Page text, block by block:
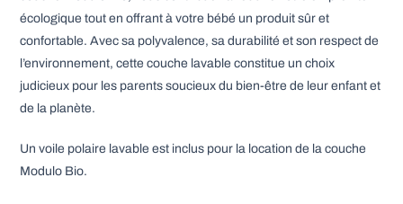
écologique tout en offrant à votre bébé un produit sûr et
confortable. Avec sa polyvalence, sa durabilité et son respect de
l’environnement, cette couche lavable constitue un choix
judicieux pour les parents soucieux du bien-être de leur enfant et
de la planète.
Un voile polaire lavable est inclus pour la location de la couche
Modulo Bio.